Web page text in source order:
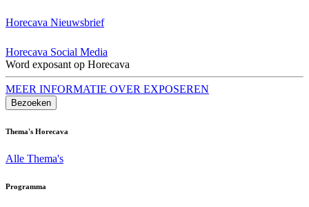
Horecava Nieuwsbrief
Horecava Social Media
Word exposant op Horecava
MEER INFORMATIE OVER EXPOSEREN
Bezoeken
Thema's Horecava
Alle Thema's
Programma